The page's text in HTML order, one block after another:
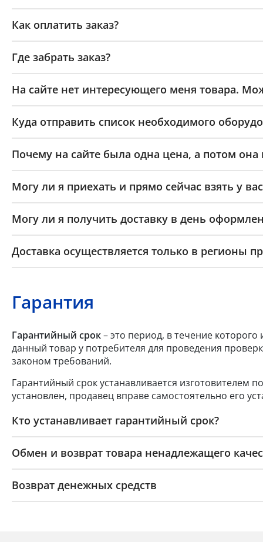
Как оплатить заказ?
Где забрать заказ?
На сайте нет интересующего меня товара.
Куда отправить список необходимого
Почему на сайте была одна цена, а потом она
Могу ли я приехать и прямо сейчас взять у
Могу ли я получить доставку в день
Доставка осуществляется только в регионы
Гарантия
Гарантийный срок– это период, в течение которого
данный товар у потребителя для проведения
законом требований.
Гарантийный срок устанавливается изготовителем
установлен, продавец вправе самостоятельно его
Кто устанавливает гарантийный срок?
Обмен и возврат товара ненадлежащего
Возврат денежных средств